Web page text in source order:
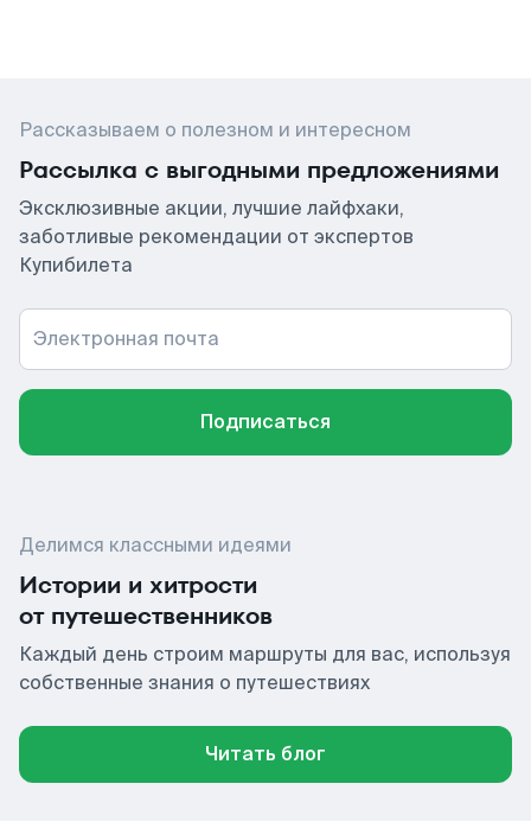
Рассказываем о полезном и интересном
Рассылка с выгодными предложениями
Эксклюзивные акции, лучшие лайфхаки,
заботливые рекомендации от экспертов
Купибилета
Электронная почта
Подписаться
Делимся классными идеями
Истории и хитрости
от путешественников
Каждый день строим маршруты для вас, используя
собственные знания о путешествиях
Читать блог